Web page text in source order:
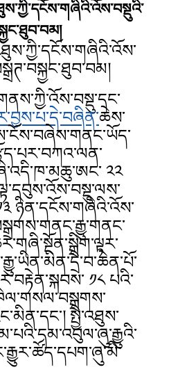
ཆེས་
༢༢
ཉིན་དངོས་གཞིའི་འོས་
༡༨ པའི་
སྤྱི་འཐུས་